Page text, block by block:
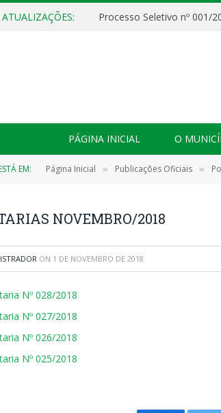
PÁGINA INICIAL O
EM: Página Inicial » Publicações Oficiais »
NOVEMBRO/2018
ON 1 DE NOVEMBRO DE 2018
Nº 028/2018
Nº 027/2018
Nº 026/2018
Nº 025/2018